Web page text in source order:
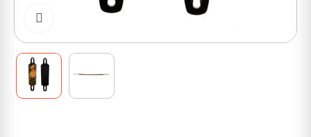
Cliquer pour zoomer